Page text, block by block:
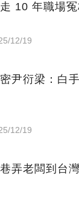
10 年職場
12/19
尹衍梁：白
12/19
弄老闆到台